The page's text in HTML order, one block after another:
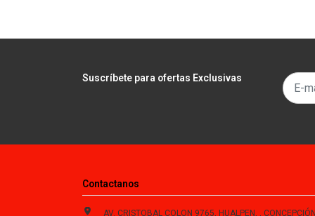
Suscríbete para ofertas Exclusivas
Contactanos
AV. CRISTOBAL COLON 9765, HUALPEN, , CONCEPCIÓN , Biobío,